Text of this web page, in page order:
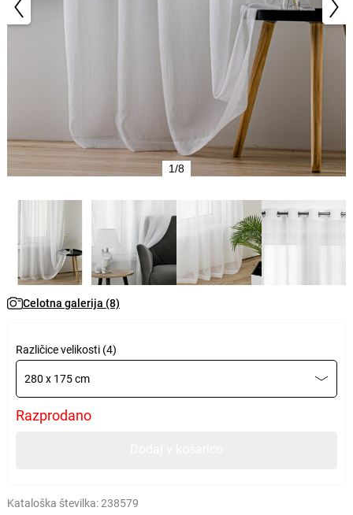
1/8
Celotna galerija (8)
Različice velikosti (4)
280 x 175 cm
Razprodano
Kataloška številka:238579